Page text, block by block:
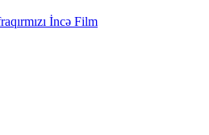
İncə Film